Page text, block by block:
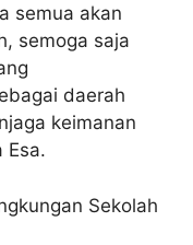
semua akan
semoga saja
daerah
keimanan
Esa.
Sekolah